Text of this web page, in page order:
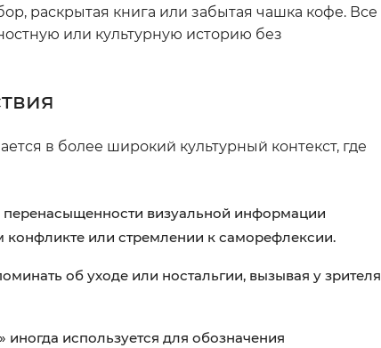
раскрытая книга или забытая чашка кофе. Все
или культурную историю без
в более широкий культурный контекст, где
визуальной информации
или стремлении к саморефлексии.
об уходе или ностальгии, вызывая у зрителя
используется для обозначения